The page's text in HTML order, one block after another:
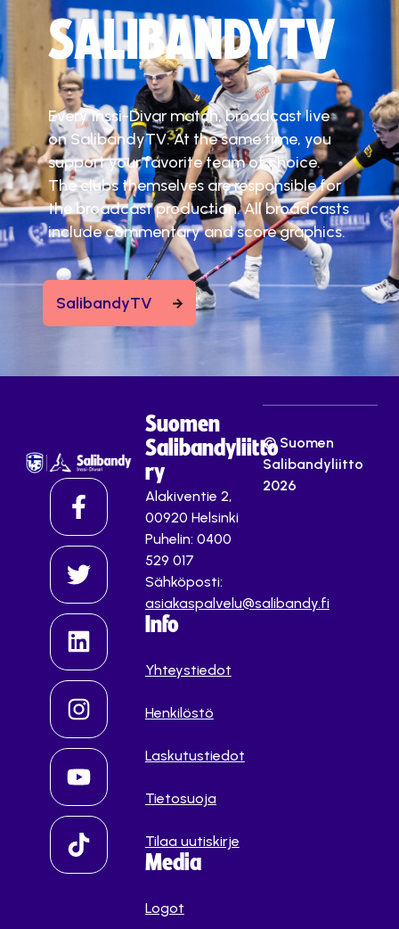
SALIBANDYTV
Every Inssi-Divar match, broadcast live
on SalibandyTV. At the same time, you
support your favorite team of choice.
The clubs themselves are responsible for
the broadcast production. All broadcasts
include commentary and score graphics.
SalibandyTV
Suomen
Salibandyliitto
ry
Alakiventie 2,
00920 Helsinki
Puhelin: 0400
529 017
Sähköposti:
asiakaspalvelu@salibandy.fi
Info
Yhteystiedot
Henkilöstö
Laskutustiedot
Tietosuoja
Tilaa uutiskirje
Media
Logot
© Suomen
Salibandyliitto
2026